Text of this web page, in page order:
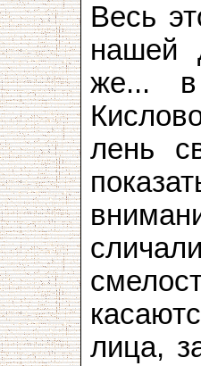
Весь
нашей
же...
лень
лица,